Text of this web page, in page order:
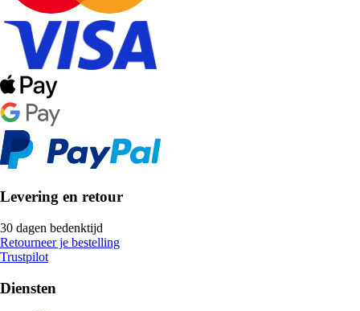
Levering en retour
30 dagen bedenktijd
Retourneer je bestelling
Trustpilot
Diensten